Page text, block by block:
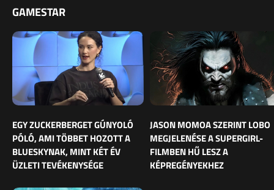
GAMESTAR
EGY ZUCKERBERGET GÚNYOLÓ
PÓLÓ, AMI TÖBBET HOZOTT A
BLUESKYNAK, MINT KÉT ÉV
ÜZLETI TEVÉKENYSÉGE
JASON MOMOA SZERINT LOBO
MEGJELENÉSE A SUPERGIRL-
FILMBEN HŰ LESZ A
KÉPREGÉNYEKHEZ